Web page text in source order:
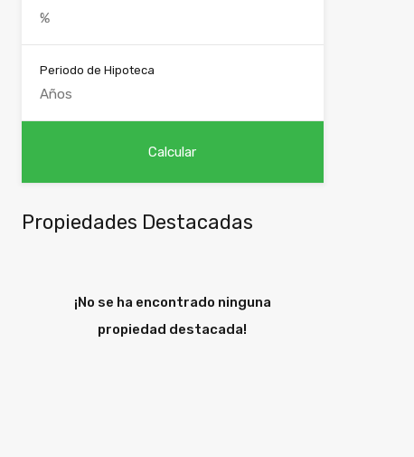
Periodo de Hipoteca
Propiedades Destacadas
¡No se ha encontrado ninguna
propiedad destacada!